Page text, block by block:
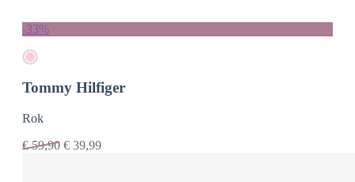
-33%
Tommy Hilfiger
Rok
€59,90 € 39,99